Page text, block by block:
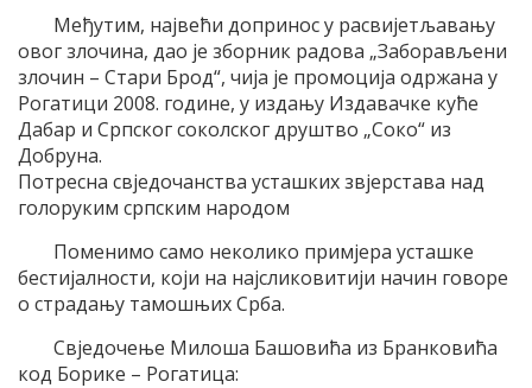
Међутим, највећи допринос у расвијетљавању
овог злочина, дао је зборник радова „Заборављени
злочин – Стари Брод“, чија је промоција одржана у
Рогатици 2008. године, у издању Издавачке куће
Дабар и Српског соколског друштво „Соко“ из
Добруна.
Потресна свједочанства усташких звјерстава над
голоруким српским народом
Поменимо само неколико примјера усташке
бестијалности, који на најсликовитији начин говоре
о страдању тамошњих Срба.
Свједочење Милоша Башовића из Бранковића
код Борике – Рогатица: